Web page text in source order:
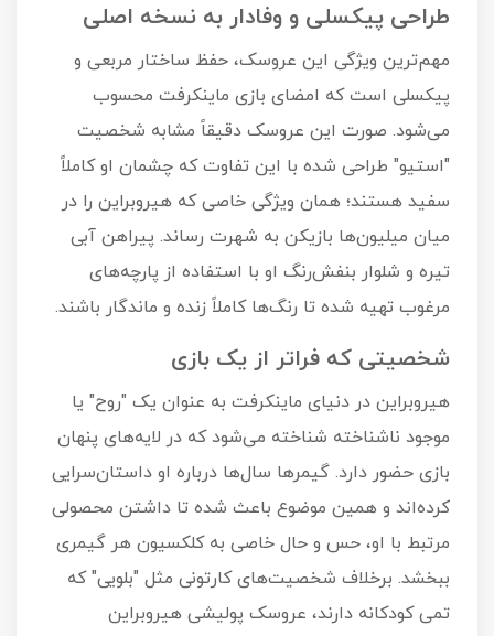
طراحی پیکسلی و وفادار به نسخه اصلی
مهم‌ترین ویژگی این عروسک، حفظ ساختار مربعی و
پیکسلی است که امضای بازی ماینکرفت محسوب
می‌شود. صورت این عروسک دقیقاً مشابه شخصیت
"استیو" طراحی شده با این تفاوت که چشمان او کاملاً
سفید هستند؛ همان ویژگی خاصی که هیروبراین را در
میان میلیون‌ها بازیکن به شهرت رساند. پیراهن آبی
تیره و شلوار بنفش‌رنگ او با استفاده از پارچه‌های
مرغوب تهیه شده تا رنگ‌ها کاملاً زنده و ماندگار باشند.
شخصیتی که فراتر از یک بازی
هیروبراین در دنیای ماینکرفت به عنوان یک "روح" یا
موجود ناشناخته شناخته می‌شود که در لایه‌های پنهان
بازی حضور دارد. گیمرها سال‌ها درباره او داستان‌سرایی
کرده‌اند و همین موضوع باعث شده تا داشتن محصولی
مرتبط با او، حس و حال خاصی به کلکسیون هر گیمری
ببخشد. برخلاف شخصیت‌های کارتونی مثل "بلویی" که
تمی کودکانه دارند، عروسک پولیشی هیروبراین